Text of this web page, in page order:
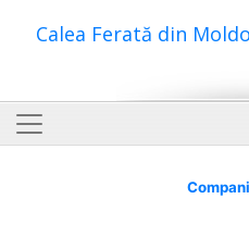
Calea Ferată din